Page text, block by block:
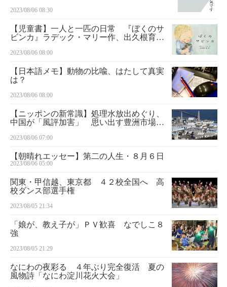
2023/08/06 08:30
【児童書】一人と一匹の日常 『ぼくのサ
ビンカ』ラデック・マリー作、出久根育
2023/08/06 08:00
【日本語メモ】動物の比喩、はたして真実
は？
2023/08/06 08:00
【ニッポンの新常識】処理水放出めぐり、
中国が「風評加害」 思い出す豊洲市場移
2023/08/06 07:00
【朝晴れエッセー】第二の人生・８月６日
2023/08/06 05:00
関東・甲信越、東京都 ４２校全国へ 高
校ダンス部選手権
2023/08/05 21:34
「娘が、教え子が」ＰＶ歓喜 なでしこ８
強
2023/08/05 21:29
なにわの夜彩る ４年ぶり完全復活 夏の
風物詩「なにわ淀川花火大会」